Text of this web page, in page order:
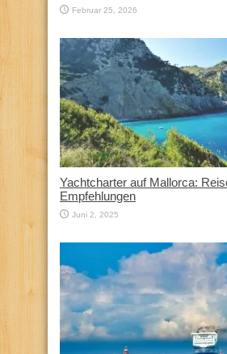
Februar 25, 2026
Yachtcharter auf Mallorca:
Empfehlungen
Juni 2, 2025